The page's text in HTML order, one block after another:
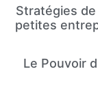
Stratégies
petites
Le Pouvoir